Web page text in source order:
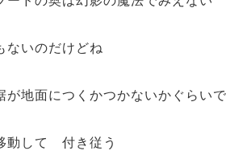
ないのだけどね
が地面につくかつかないかぐらいで
動して 付き従う